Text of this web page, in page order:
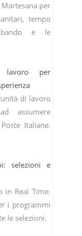
Martesana per
tempo
bando e le
lavoro per
di lavoro
assumere
Italiane.
selezioni e
in Real Time.
i programmi
le selezioni.